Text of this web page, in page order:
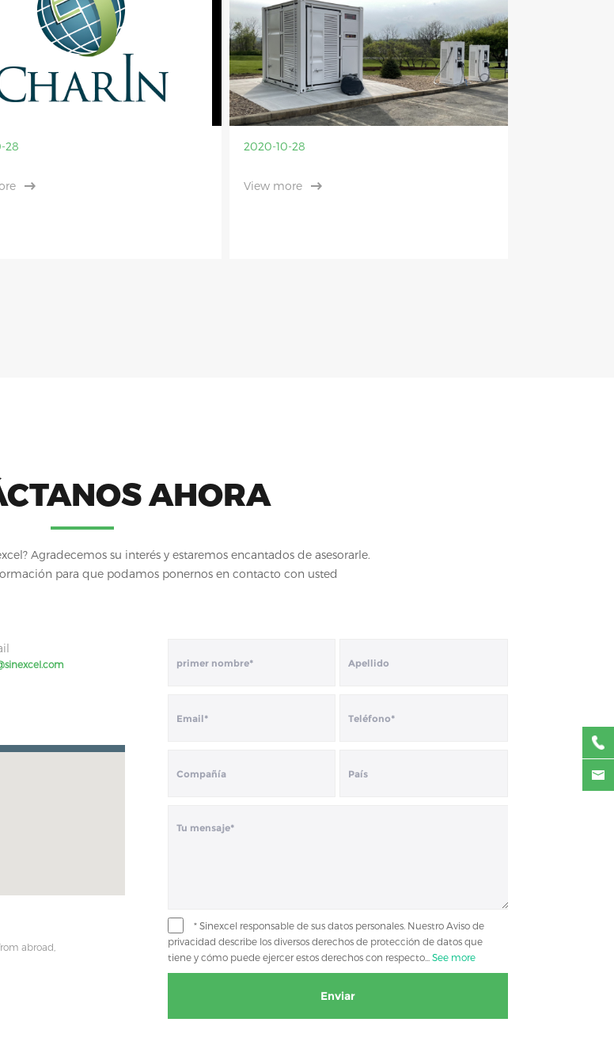
28 2020-10-28
View more
AHORA
Agradecemos su interés y estaremos encantados de asesorarle.
para que podamos ponernos en contacto con usted
abroad,
* Sinexcel responsable de sus datos personales. Nuestro Aviso de
privacidad describe los diversos derechos de protección de datos que
tiene y cómo puede ejercer estos derechos con respecto...
See more